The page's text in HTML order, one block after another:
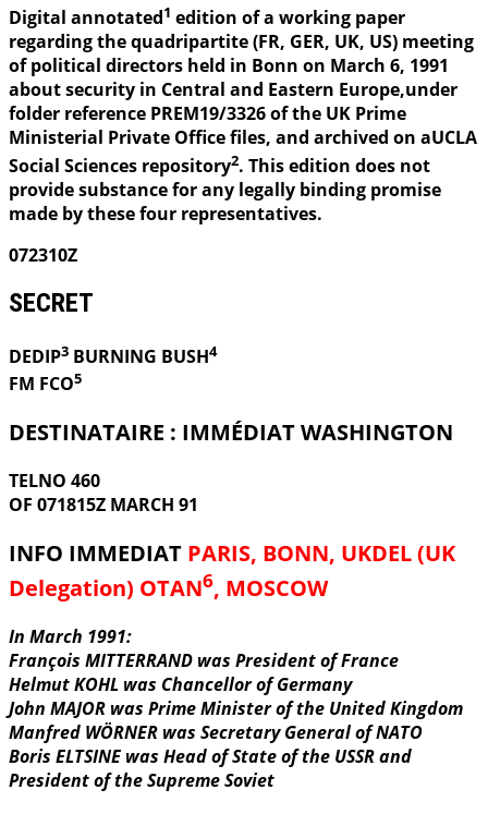
Digital annotated1 edition of a working paper
regarding the quadripartite (FR, GER, UK, US) meeting
of political directors held in Bonn on March 6, 1991
about security in Central and Eastern Europe,under
folder reference PREM19/3326 of the UK Prime
Ministerial Private Office files, and archived on aUCLA
Social Sciences repository2. This edition does not
provide substance for any legally binding promise
made by these four representatives.
072310Z
SECRET
DEDIP3 BURNING BUSH4
FM FCO5
DESTINATAIRE : IMMÉDIAT WASHINGTON
TELNO 460
OF 071815Z MARCH 91
INFO IMMEDIAT PARIS, BONN, UKDEL (UK
Delegation) OTAN6, MOSCOW
In March 1991:
François MITTERRAND was President of France
Helmut KOHL was Chancellor of Germany
John MAJOR was Prime Minister of the United Kingdom
Manfred WÖRNER was Secretary General of NATO
Boris ELTSINE was Head of State of the USSR and
President of the Supreme Soviet